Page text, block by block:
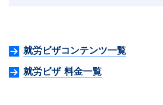
就労ビザコンテンツ一覧
就労ビザ 料金一覧